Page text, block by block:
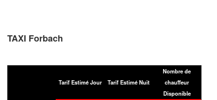
TAXI Forbach
Tarif Estimé Jour Tarif Estimé Nuit
Nombre de
chauffeur
Disponible